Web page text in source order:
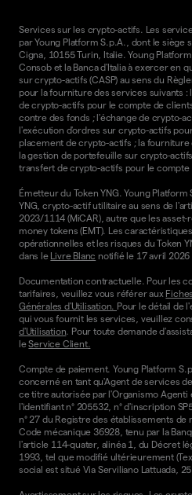
Services sur les crypto-actifs. Les
par Young Platform S.p.A., dont le siège
Cigna, 10155 Turin, Italie. Young
Consob et la Banca d'Italia à exercer en
sur crypto-actifs (CASP) au sens du
pour la fourniture des services suivants
de crypto-actifs pour le compte de
contre des fonds ; l'échange de crypto-
l'exécution d'ordres sur crypto-actifs
placement de crypto-actifs ; la
la gestion de portefeuille sur crypto-
transfert de crypto-actifs pour le compte
Émetteur du Token YNG. Young
YNG, crypto-actif utilitaire au sens de
2023/1114 (MiCAR), autre que les
money tokens (EMT). Les
opérationnelles et les risques du Token
dans le Livre Blanc notifié le 17 avril 2026
Documentation contractuelle. Pour les
tarifaires, veuillez vous référer aux
Générales d'Utilisation. Pour le détail de
qui vous fournit les services, veuillez
d'Utilisation. Pour toute demande
leService Client.
Compte de paiement. Young Platform
concerné en tant qu'Agent de services
ce titre autorisée par l'Organismo Agenti
l'identifiant n° 205532, n° d'inscription
n° 27 du Registre des établissements de
Code mécanique 36928, tenu par la
l'article 114-quater, alinéa 1, du Décret
1993, tel que modifié ultérieurement
social est situé Via Serviliano Lattuada,